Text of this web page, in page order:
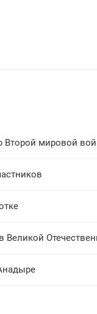
Второй мировой